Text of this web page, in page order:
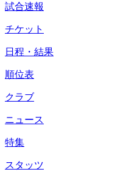
試合速報
チケット
日程・結果
順位表
クラブ
ニュース
特集
スタッツ